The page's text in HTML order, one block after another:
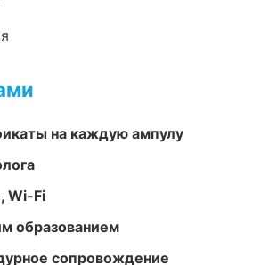
на каждую ампулу
Wi-Fi
образованием
сопровождение